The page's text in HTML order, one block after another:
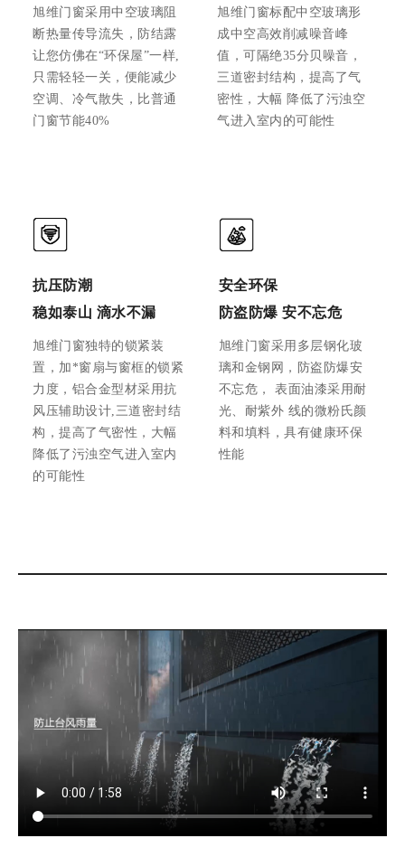
旭维门窗采用中空玻璃阻
断热量传导流失，防结露
让您仿佛在“环保屋”一样,
只需轻轻一关，便能减少
空调、冷气散失，比普通
门窗节能40%
旭维门窗标配中空玻璃形
成中空高效削减噪音峰
值，可隔绝35分贝噪音，
三道密封结构，提高了气
密性，大幅 降低了污浊空
气进入室内的可能性
抗压防潮
稳如泰山 滴水不漏
旭维门窗独特的锁紧装
置，加*窗扇与窗框的锁紧
力度，铝合金型材采用抗
风压辅助设计,三道密封结
构，提高了气密性，大幅
降低了污浊空气进入室内
的可能性
安全环保
防盗防爆 安不忘危
旭维门窗采用多层钢化玻
璃和金钢网，防盗防爆安
不忘危， 表面油漆采用耐
光、耐紫外 线的微粉氏颜
料和填料，具有健康环保
性能